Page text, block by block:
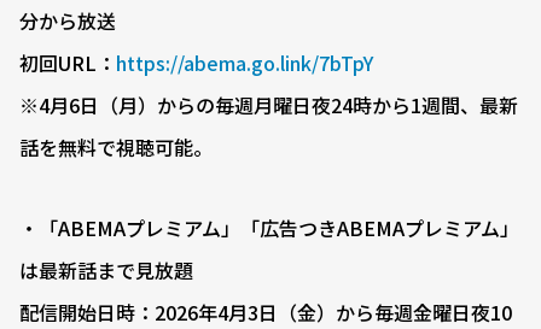
分から放送
初回URL： https://abema.go.link/7bTpY
※4月6日（月）からの毎週月曜日夜24時から1週間、最新
話を無料で視聴可能。
・「ABEMAプレミアム」「広告つきABEMAプレミアム」
は最新話まで見放題
配信開始日時：2026年4月3日（金）から毎週金曜日夜10